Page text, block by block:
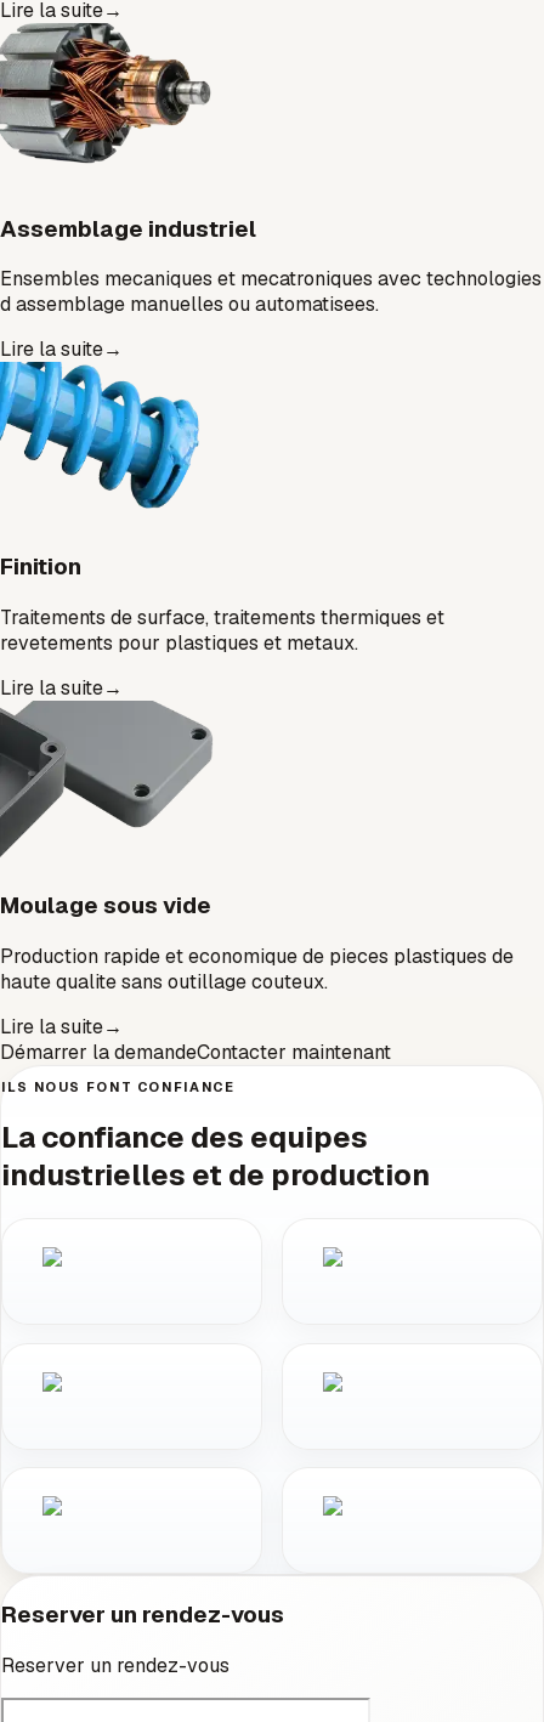
Lire la suite→
Assemblage industriel
Ensembles mecaniques et mecatroniques avec technologies
d assemblage manuelles ou automatisees.
Lire la suite→
Finition
Traitements de surface, traitements thermiques et
revetements pour plastiques et metaux.
Lire la suite→
Moulage sous vide
Production rapide et economique de pieces plastiques de
haute qualite sans outillage couteux.
Lire la suite→
Démarrer la demandeContacter maintenant
ILS NOUS FONT CONFIANCE
La confiance des equipes
industrielles et de production
Reserver un rendez-vous
Reserver un rendez-vous